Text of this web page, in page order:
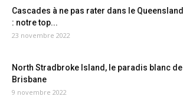
Cascades à ne pas rater dans le Queensland
: notre top...
23 novembre 2022
North Stradbroke Island, le paradis blanc de
Brisbane
9 novembre 2022